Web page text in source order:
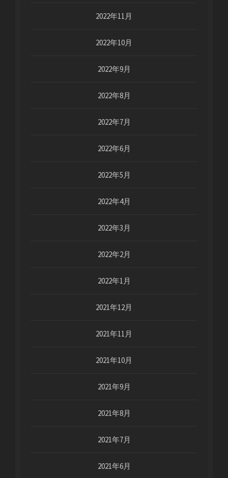
2022年11月
2022年10月
2022年9月
2022年8月
2022年7月
2022年6月
2022年5月
2022年4月
2022年3月
2022年2月
2022年1月
2021年12月
2021年11月
2021年10月
2021年9月
2021年8月
2021年7月
2021年6月